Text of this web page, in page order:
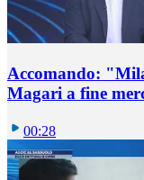
Accomando:
Magari a fine
00:28